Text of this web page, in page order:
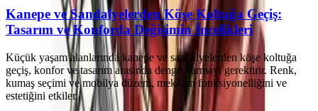
Kanepe ve Sandalyelerden Köşe Koltuğa Geçiş:
Tasarım ve Konforda Değişimin İncelikleri
Küçük yaşam alanlarında kanepe ve sandalyelerden köşe koltuğa
geçiş, konfor ve tasarım arasında denge kurmayı gerektirir. Renk,
kumaş seçimi ve mobilya düzeni, mekânın fonksiyonelliğini ve
estetiğini etkiler.